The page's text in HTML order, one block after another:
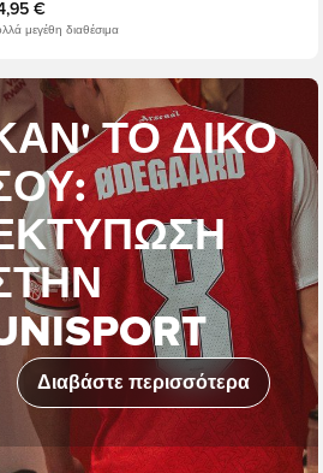
€
μεγέθη διαθέσιμα
ως μέλος
ΤΟ ΔΙΚΌ
Διαβάστε περισσότερα